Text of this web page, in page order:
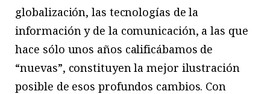
globalización, las tecnologías de la
información y de la comunicación, a las que
hace sólo unos años calificábamos de
“nuevas”, constituyen la mejor ilustración
posible de esos profundos cambios. Con